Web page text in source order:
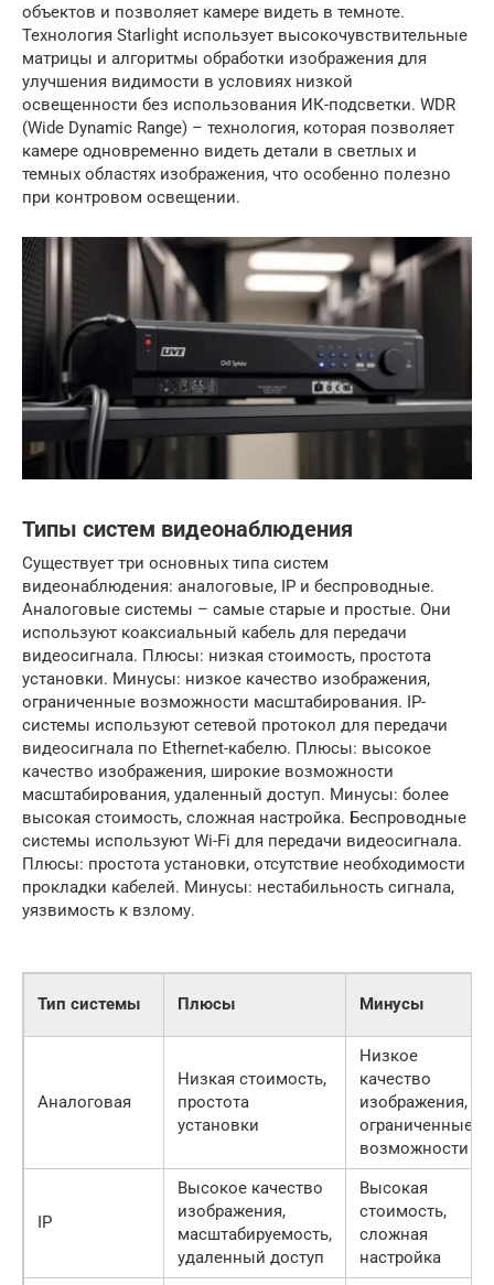
объектов и позволяет камере видеть в темноте.
Технология Starlight использует высокочувствительные
матрицы и алгоритмы обработки изображения для
улучшения видимости в условиях низкой
освещенности без использования ИК-подсветки. WDR
(Wide Dynamic Range) – технология, которая позволяет
камере одновременно видеть детали в светлых и
темных областях изображения, что особенно полезно
при контровом освещении.
Типы систем видеонаблюдения
Существует три основных типа систем
видеонаблюдения: аналоговые, IP и беспроводные.
Аналоговые системы – самые старые и простые. Они
используют коаксиальный кабель для передачи
видеосигнала. Плюсы: низкая стоимость, простота
установки. Минусы: низкое качество изображения,
ограниченные возможности масштабирования. IP-
системы используют сетевой протокол для передачи
видеосигнала по Ethernet-кабелю. Плюсы: высокое
качество изображения, широкие возможности
масштабирования, удаленный доступ. Минусы: более
высокая стоимость, сложная настройка. Беспроводные
системы используют Wi-Fi для передачи видеосигнала.
Плюсы: простота установки, отсутствие необходимости
прокладки кабелей. Минусы: нестабильность сигнала,
уязвимость к взлому.
Тип системы Плюсы Минусы
Аналоговая
Низкая стоимость,
простота
установки
Низкое
качество
изображения,
ограниченные
возможности
IP
Высокое качество
изображения,
масштабируемость,
удаленный доступ
Высокая
стоимость,
сложная
настройка